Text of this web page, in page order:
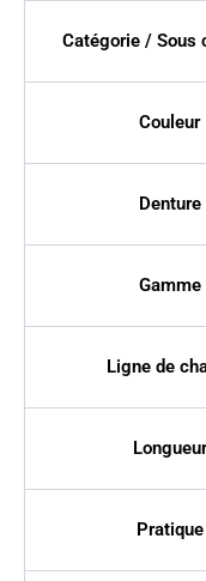
Catégorie / Sous
Couleur
Denture
Gamme
Ligne de
Longueur
Pratique